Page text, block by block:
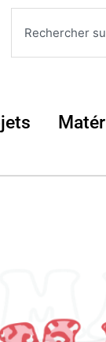
Ouvrir DTF